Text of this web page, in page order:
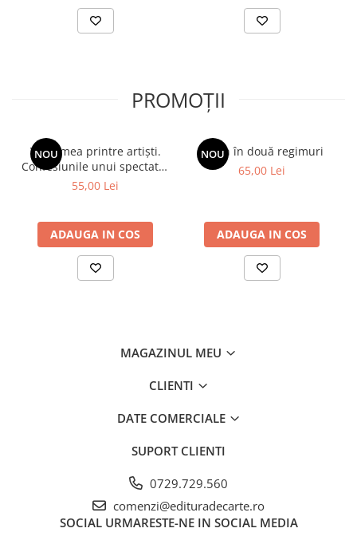
PROMOȚII
NOU
Viața mea printre artiști.
Confesiunile unui spectator
fidel
55,00 Lei
ADAUGA IN COS
NOU
Spion în două regimuri
65,00 Lei
ADAUGA IN COS
MAGAZINUL MEU
CLIENTI
DATE COMERCIALE
SUPORT CLIENTI
0729.729.560
comenzi@edituradecarte.ro
SOCIAL URMARESTE-NE IN SOCIAL MEDIA